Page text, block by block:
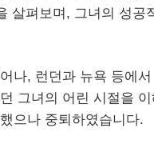
살펴보며, 그녀의 성공
나, 런던과 뉴욕 등에
그녀의 어린 시절을
으나 중퇴하였습니다.